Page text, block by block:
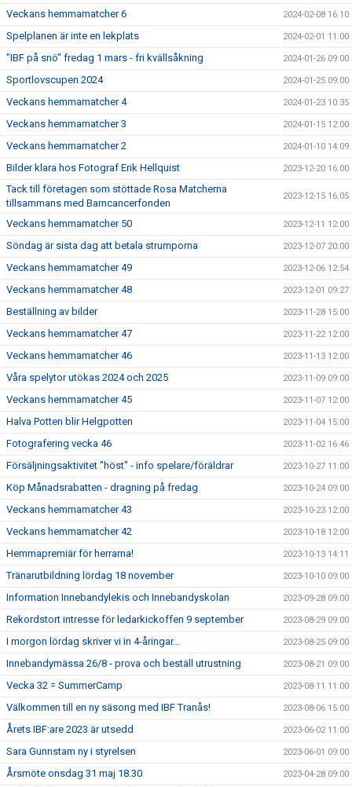
Veckans hemmamatcher 6 2024-02-08 16:10
Spelplanen är inte en lekplats 2024-02-01 11:00
"IBF på snö" fredag 1 mars - fri kvällsåkning 2024-01-26 09:00
Sportlovscupen 2024 2024-01-25 09:00
Veckans hemmamatcher 4 2024-01-23 10:35
Veckans hemmamatcher 3 2024-01-15 12:00
Veckans hemmamatcher 2 2024-01-10 14:09
Bilder klara hos Fotograf Erik Hellquist 2023-12-20 16:00
Tack till företagen som stöttade Rosa Matcherna
tillsammans med Barncancerfonden
2023-12-15 16:05
Veckans hemmamatcher 50 2023-12-11 12:00
Söndag är sista dag att betala strumporna 2023-12-07 20:00
Veckans hemmamatcher 49 2023-12-06 12:54
Veckans hemmamatcher 48 2023-12-01 09:27
Beställning av bilder 2023-11-28 15:00
Veckans hemmamatcher 47 2023-11-22 12:00
Veckans hemmamatcher 46 2023-11-13 12:00
Våra spelytor utökas 2024 och 2025 2023-11-09 09:00
Veckans hemmamatcher 45 2023-11-07 12:00
Halva Potten blir Helgpotten 2023-11-04 15:00
Fotografering vecka 46 2023-11-02 16:46
Försäljningsaktivitet "höst" - info spelare/föräldrar 2023-10-27 11:00
Köp Månadsrabatten - dragning på fredag 2023-10-24 09:00
Veckans hemmamatcher 43 2023-10-23 12:00
Veckans hemmamatcher 42 2023-10-18 12:00
Hemmapremiär för herrarna! 2023-10-13 14:11
Tränarutbildning lördag 18 november 2023-10-10 09:00
Information Innebandylekis och Innebandyskolan 2023-09-28 09:00
Rekordstort intresse för ledarkickoffen 9 september 2023-08-29 09:00
I morgon lördag skriver vi in 4-åringar... 2023-08-25 09:00
Innebandymässa 26/8 - prova och beställ utrustning 2023-08-21 09:00
Vecka 32 = SummerCamp 2023-08-11 11:00
Välkommen till en ny säsong med IBF Tranås! 2023-08-06 15:00
Årets IBF:are 2023 är utsedd 2023-06-02 11:00
Sara Gunnstam ny i styrelsen 2023-06-01 09:00
Årsmöte onsdag 31 maj 18.30 2023-04-28 09:00